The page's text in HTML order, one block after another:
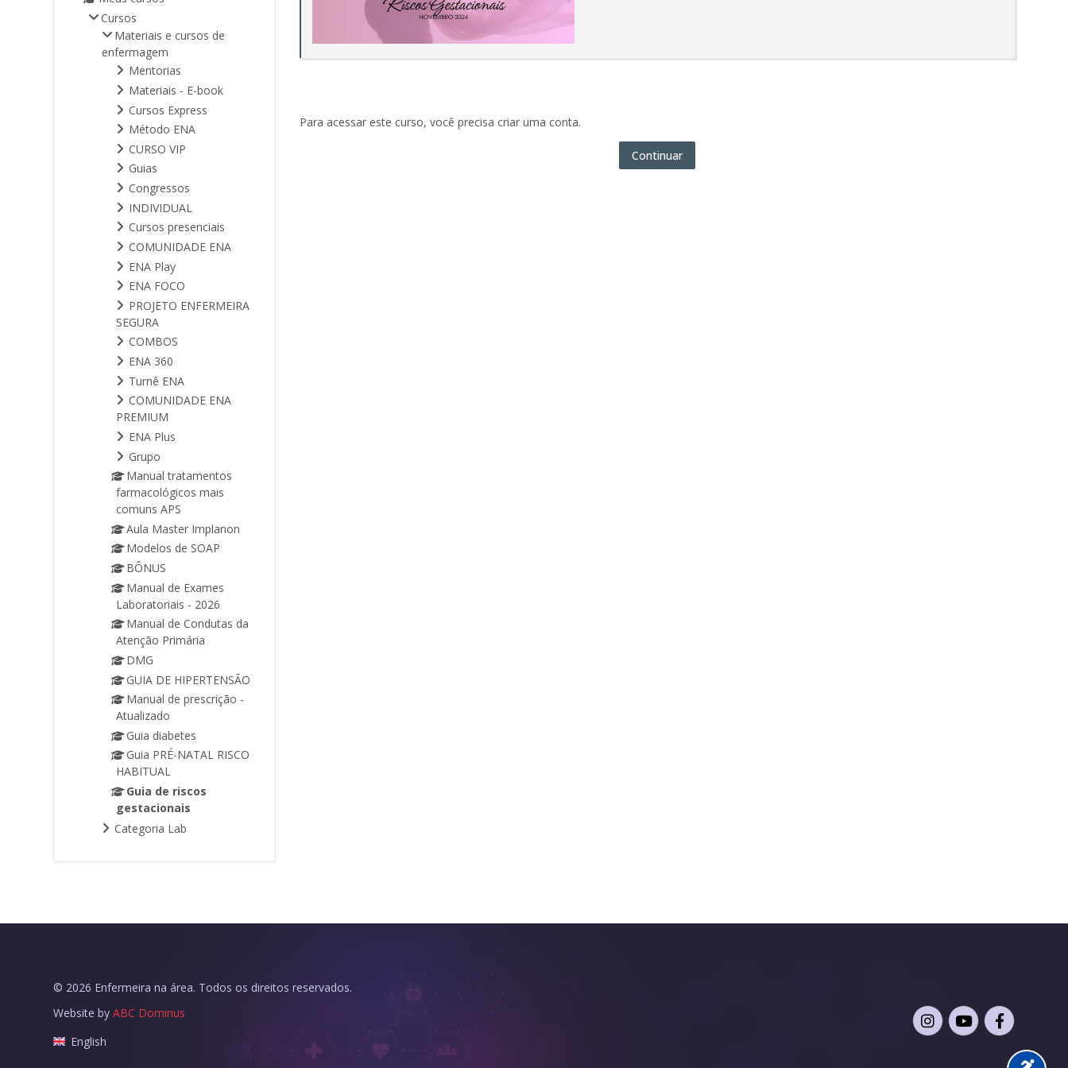
Para acessar este curso, você precisa criar uma conta.
Continuar
Cursos
Materiais e cursos de
enfermagem
Mentorias
Materiais - E-book
Cursos Express
Método ENA
CURSO VIP
Guias
Congressos
INDIVIDUAL
Cursos presenciais
COMUNIDADE ENA
ENA Play
ENA FOCO
PROJETO ENFERMEIRA
SEGURA
COMBOS
ENA 360
Turnê ENA
COMUNIDADE ENA
PREMIUM
ENA Plus
Grupo
Manual tratamentos
farmacológicos mais
comuns APS
Aula Master Implanon
Modelos de SOAP
BÔNUS
Manual de Exames
Laboratoriais - 2026
Manual de Condutas da
Atenção Primária
DMG
GUIA DE HIPERTENSÃO
Manual de prescrição -
Atualizado
Guia diabetes
Guia PRÉ-NATAL RISCO
HABITUAL
Guia de riscos
gestacionais
Categoria Lab
© 2026 Enfermeira na área. Todos os direitos reservados.
Website by ABC Dominus
English